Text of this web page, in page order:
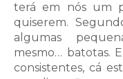
terá em nós um
quiserem.
algumas
mesmo… batotas.
consistentes, cá